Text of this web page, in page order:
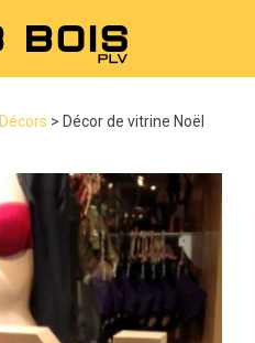
Décors > Décor de vitrine Noël